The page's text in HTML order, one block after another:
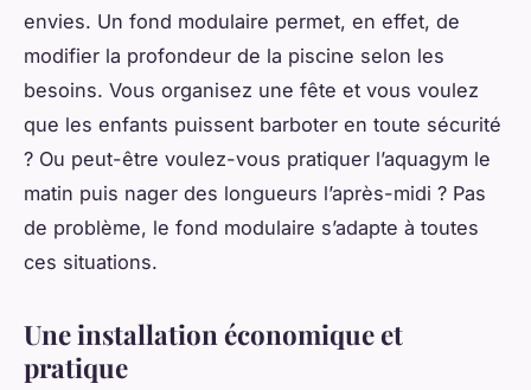
envies. Un fond modulaire permet, en effet, de
modifier la profondeur de la piscine selon les
besoins. Vous organisez une fête et vous voulez
que les enfants puissent barboter en toute sécurité
? Ou peut-être voulez-vous pratiquer l’aquagym le
matin puis nager des longueurs l’après-midi ? Pas
de problème, le fond modulaire s’adapte à toutes
ces situations.
Une installation économique et
pratique